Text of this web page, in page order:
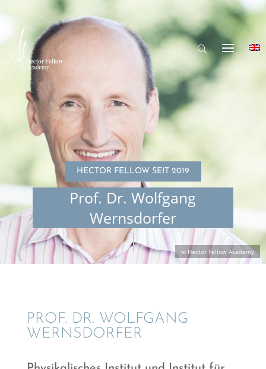
HECTOR FELLOW SEIT 2019
Prof. Dr. Wolfgang
Wernsdorfer
PROF. DR. WOLFGANG
WERNSDORFER